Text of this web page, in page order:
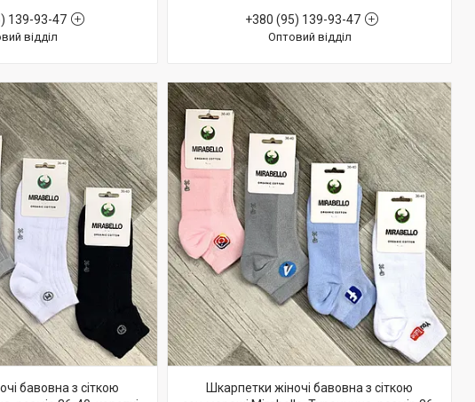
139-93-47
відділ
+380 (95) 139-93-47
Оптовий відділ
бавовна з сіткою
Шкарпетки жіночі бавовна з сіткою